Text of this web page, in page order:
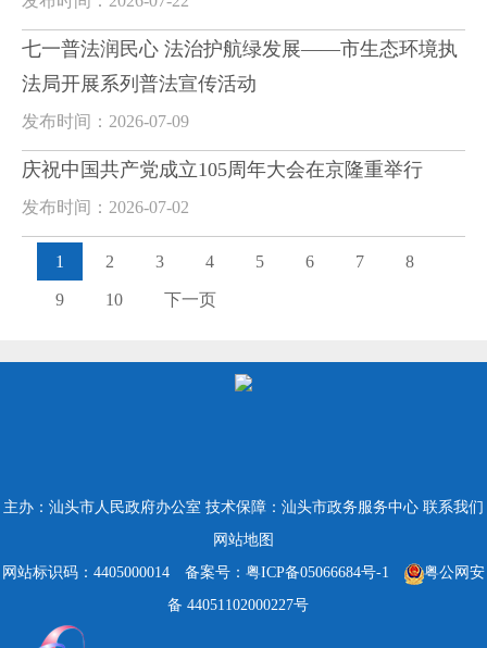
七一普法润民心 法治护航绿发展——市生态环境执
法局开展系列普法宣传活动
发布时间：2026-07-09
庆祝中国共产党成立105周年大会在京隆重举行
发布时间：2026-07-02
1 2 3 4 5 6 7 8
9 10 下一页
主办：汕头市人民政府办公室 技术保障：汕头市政务服务中心 联系我们
网站地图
网站标识码：4405000014
备案号：粤ICP备05066684号-1
粤公网安
备 44051102000227号